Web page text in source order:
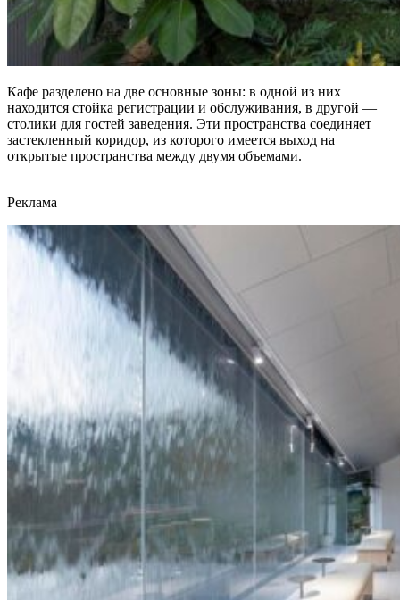
Кафе разделено на две основные зоны: в одной из них
находится стойка регистрации и обслуживания, в другой —
столики для гостей заведения. Эти пространства соединяет
застекленный коридор, из которого имеется выход на
открытые пространства между двумя объемами.
Реклама